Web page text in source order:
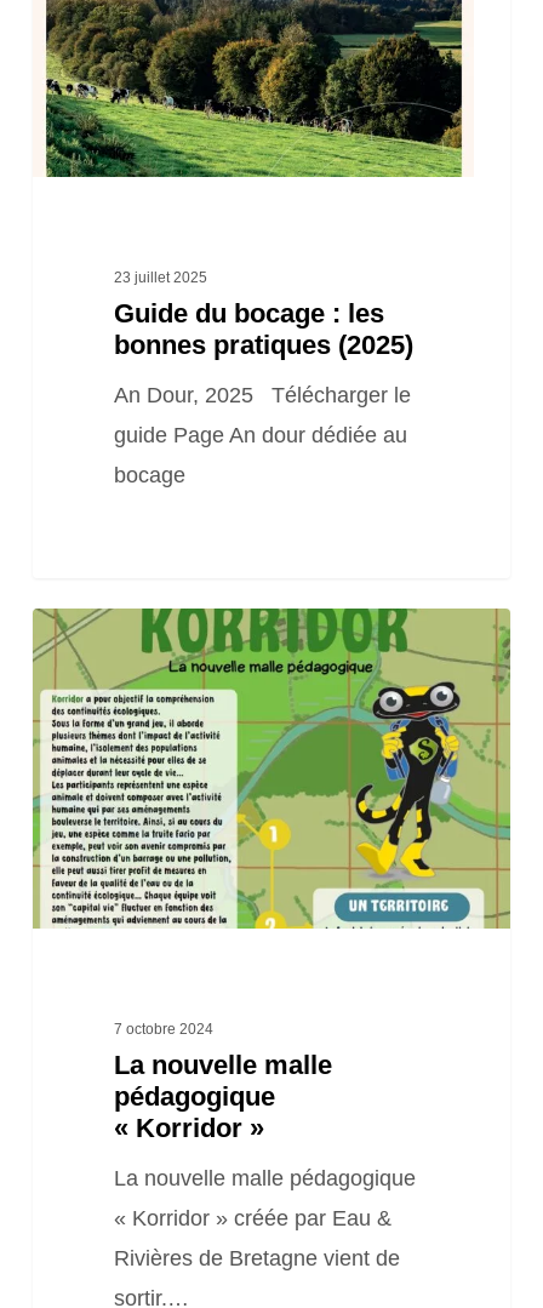
23 juillet 2025
Guide du bocage : les
bonnes pratiques (2025)
An Dour, 2025 Télécharger le
guide Page An dour dédiée au
bocage
La
nouvelle
malle
pédagogique
« Korridor »
7 octobre 2024
La nouvelle malle
pédagogique
« Korridor »
La nouvelle malle pédagogique
« Korridor » créée par Eau &
Rivières de Bretagne vient de
sortir.…